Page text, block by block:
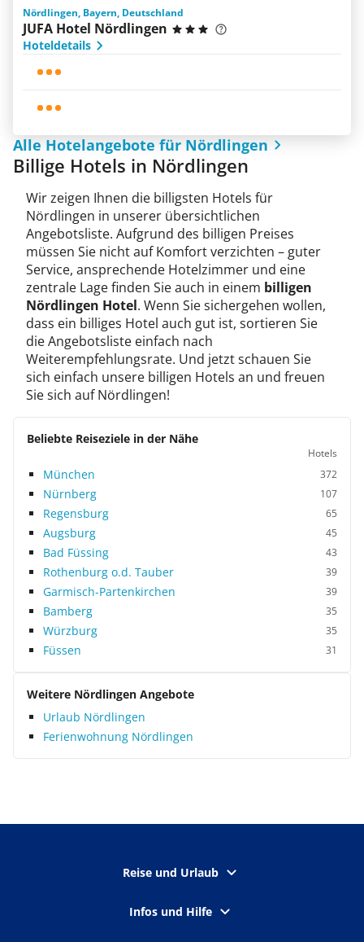
Nördlingen, Bayern, Deutschland
JUFA Hotel Nördlingen
Hoteldetails
Alle Hotelangebote für Nördlingen
Billige Hotels in Nördlingen
Wir zeigen Ihnen die billigsten Hotels für
Nördlingen in unserer übersichtlichen
Angebotsliste. Aufgrund des billigen Preises
müssen Sie nicht auf Komfort verzichten – guter
Service, ansprechende Hotelzimmer und eine
zentrale Lage finden Sie auch in einem billigen
Nördlingen Hotel. Wenn Sie sichergehen wollen,
dass ein billiges Hotel auch gut ist, sortieren Sie
die Angebotsliste einfach nach
Weiterempfehlungsrate. Und jetzt schauen Sie
sich einfach unsere billigen Hotels an und freuen
Sie sich auf Nördlingen!
Beliebte Reiseziele in der Nähe
Hotels
München 372
Nürnberg 107
Regensburg 65
Augsburg 45
Bad Füssing 43
Rothenburg o.d. Tauber 39
Garmisch-Partenkirchen 39
Bamberg 35
Würzburg 35
Füssen 31
Weitere Nördlingen Angebote
Urlaub Nördlingen
Ferienwohnung Nördlingen
Reise und Urlaub
Infos und Hilfe